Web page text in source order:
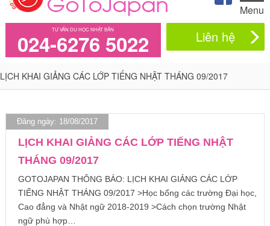
Menu
TƯ VẤN DU HỌC NHẬT BẢN
024-6276 5022 Liên hệ
LỊCH KHAI GIẢNG CÁC LỚP TIẾNG NHẬT THÁNG 09/2017
Đăng ngày: 18/08/2017
LỊCH KHAI GIẢNG CÁC LỚP TIẾNG NHẬT
THÁNG 09/2017
GOTOJAPAN THÔNG BÁO: LỊCH KHAI GIẢNG CÁC LỚP
TIẾNG NHẬT THÁNG 09/2017 >Học bổng các trường Đại học,
Cao đẳng và Nhật ngữ 2018-2019 >Cách chọn trường Nhật
ngữ phù hợp…